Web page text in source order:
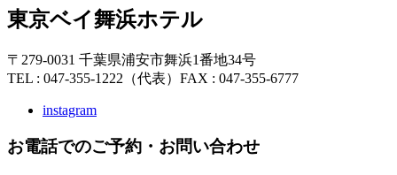
東京ベイ舞浜ホテル
〒279-0031 千葉県浦安市舞浜1番地34号
TEL : 047-355-1222（代表） FAX : 047-355-6777
instagram
お電話でのご予約・お問い合わせ